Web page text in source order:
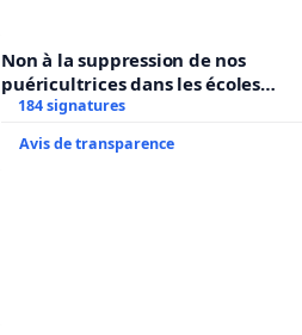
Non à la suppression de nos
puéricultrices dans les écoles
communale de Flémalle !
184 signatures
Avis de transparence